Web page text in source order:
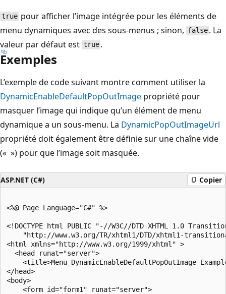
true pour afficher l’image intégrée pour les éléments de
menu dynamiques avec des sous-menus ; sinon, false . La
valeur par défaut est true .
Exemples
L’exemple de code suivant montre comment utiliser la
DynamicEnableDefaultPopOutImage propriété pour
masquer l’image qui indique qu’un élément de menu
dynamique a un sous-menu. La DynamicPopOutImageUrl
propriété doit également être définie sur une chaîne vide
(« ») pour que l’image soit masquée.
ASP.NET (C#) Copier
<%@ Page Language="C#" %>
<!DOCTYPE html PUBLIC "-//W3C//DTD XHTML 1.0
"http://www.w3.org/TR/xhtml1/DTD/xhtml1-
<html xmlns="http://www.w3.org/1999/xhtml" >
  <head runat="server">
<title>Menu DynamicEnableDefaultPopOutImage
</head>
<body>
    <form id="form1" runat="server">